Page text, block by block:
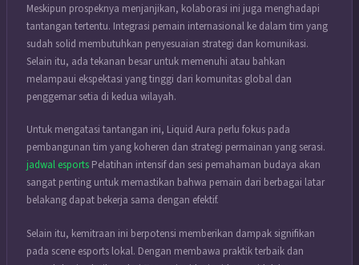
Meskipun prospeknya menjanjikan, kolaborasi ini juga menghadapi
tantangan tertentu. Integrasi pemain internasional ke dalam tim yang
sudah solid membutuhkan penyesuaian strategi dan komunikasi.
Selain itu, ada tekanan besar untuk memenuhi atau bahkan
melampaui ekspektasi yang tinggi dari komunitas global dan
penggemar setia di kedua wilayah.
Untuk mengatasi tantangan ini, Liquid Aura perlu fokus pada
pembangunan tim yang koheren dan strategi permainan yang serasi.
jadwal esports Pelatihan intensif dan sesi pemahaman budaya akan
sangat penting untuk memastikan bahwa pemain dari berbagai latar
belakang dapat bekerja sama dengan efektif.
Selain itu, kemitraan ini berpotensi memberikan dampak signifikan
pada scene esports lokal. Dengan membawa praktik terbaik dan